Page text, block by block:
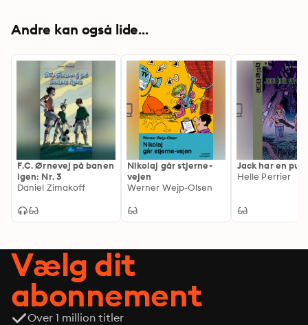
Andre kan også lide...
F.C. Ørnevej på banen
igen: Nr. 3
Daniel Zimakoff
Nikolaj går stjerne-
vejen
Werner Wejp-Olsen
Jack har en
Helle Perrier
Vælg dit
abonnement
Over 1 million titler